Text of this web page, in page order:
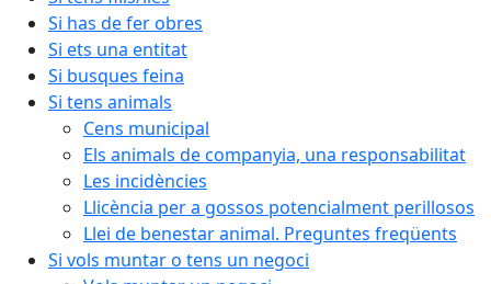
Si has de fer obres
Si ets una entitat
Si busques feina
Si tens animals
Cens municipal
Els animals de companyia, una responsabilitat
Les incidències
Llicència per a gossos potencialment perillosos
Llei de benestar animal. Preguntes freqüents
Si vols muntar o tens un negoci